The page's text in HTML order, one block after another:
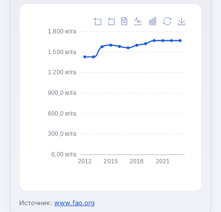
0,00 кг/га
300,0 кг/га
600,0 кг/га
900,0 кг/га
1 200 кг/га
1 500 кг/га
1 800 кг/га
2012 2015 2018 2021
Источник: www.fao.org